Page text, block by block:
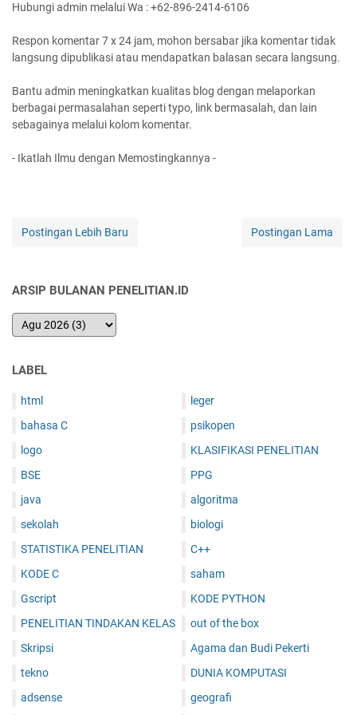
Hubungi admin melalui Wa : +62-896-2414-6106
Respon komentar 7 x 24 jam, mohon bersabar jika komentar tidak
langsung dipublikasi atau mendapatkan balasan secara langsung.
Bantu admin meningkatkan kualitas blog dengan melaporkan
berbagai permasalahan seperti typo, link bermasalah, dan lain
sebagainya melalui kolom komentar.
- Ikatlah Ilmu dengan Memostingkannya -
Postingan Lebih Baru Postingan Lama
ARSIP BULANAN PENELITIAN.ID
LABEL
html
bahasa C
logo
BSE
java
sekolah
STATISTIKA PENELITIAN
KODE C
Gscript
PENELITIAN TINDAKAN KELAS
Skripsi
tekno
adsense
leger
psikopen
KLASIFIKASI PENELITIAN
PPG
algoritma
biologi
C++
saham
KODE PYTHON
out of the box
Agama dan Budi Pekerti
DUNIA KOMPUTASI
geografi